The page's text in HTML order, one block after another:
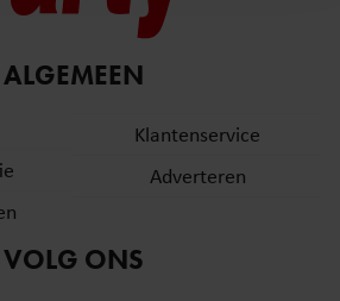
te analyseren. Ook delen we
van onze site met onze
adverteren en analyse. Deze
heeft verstrekt of die ze hebben
cookies als u onze website blijft
ALGEMEEN
Klantenservice
Adverteren
VOLG ONS